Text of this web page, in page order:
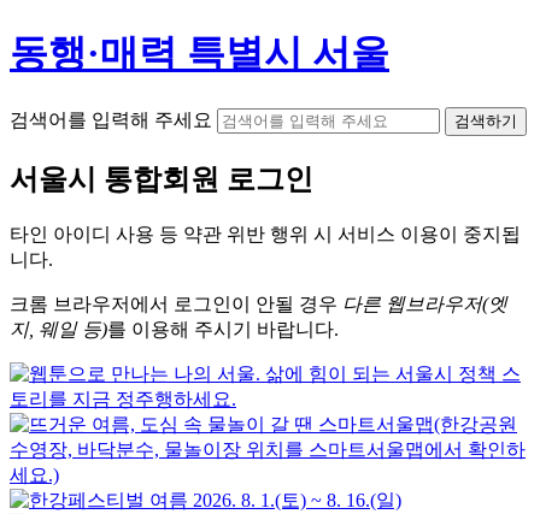
동행·매력 특별시 서울
검색어를 입력해 주세요 검색하기
서울시 통합회원 로그인
타인 아이디 사용 등 약관 위반 행위 시 서비스 이용이 중지됩
니다.
크롬 브라우저에서 로그인이 안될 경우 다른 웹브라우저(엣
지, 웨일 등)를 이용해 주시기 바랍니다.